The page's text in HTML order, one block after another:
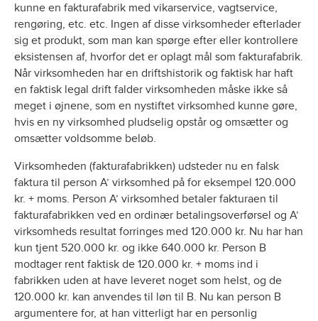
kunne en fakturafabrik med vikarservice, vagtservice,
rengøring, etc. etc. Ingen af disse virksomheder efterlader
sig et produkt, som man kan spørge efter eller kontrollere
eksistensen af, hvorfor det er oplagt mål som fakturafabrik.
Når virksomheden har en driftshistorik og faktisk har haft
en faktisk legal drift falder virksomheden måske ikke så
meget i øjnene, som en nystiftet virksomhed kunne gøre,
hvis en ny virksomhed pludselig opstår og omsætter og
omsætter voldsomme beløb.
Virksomheden (fakturafabrikken) udsteder nu en falsk
faktura til person A’ virksomhed på for eksempel 120.000
kr. + moms. Person A’ virksomhed betaler fakturaen til
fakturafabrikken ved en ordinær betalingsoverførsel og A’
virksomheds resultat forringes med 120.000 kr. Nu har han
kun tjent 520.000 kr. og ikke 640.000 kr. Person B
modtager rent faktisk de 120.000 kr. + moms ind i
fabrikken uden at have leveret noget som helst, og de
120.000 kr. kan anvendes til løn til B. Nu kan person B
argumentere for, at han vitterligt har en personlig